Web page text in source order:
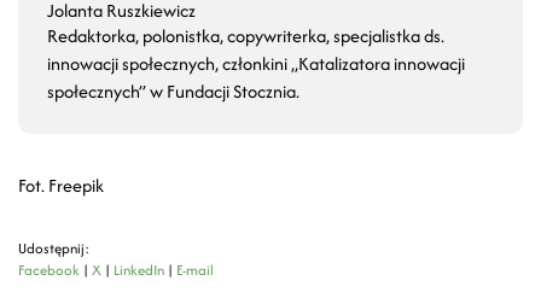
Jolanta Ruszkiewicz
Redaktorka, polonistka, copywriterka, specjalistka ds.
innowacji społecznych, członkini „Katalizatora innowacji
społecznych” w Fundacji Stocznia.
Fot. Freepik
Udostępnij:
Facebook | X | LinkedIn | E-mail